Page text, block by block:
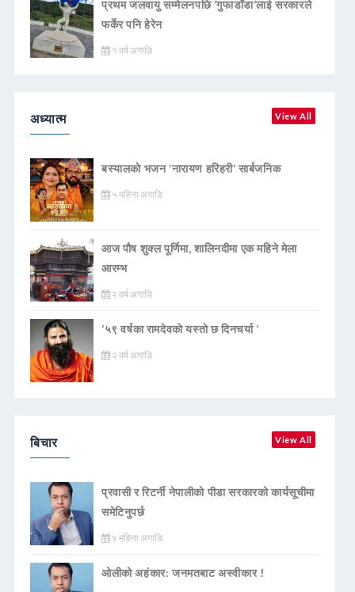
प्रथम जलवायु सम्मेलनपछि ‘गुफाडाँडा’लाई सरकारले
फर्केर पनि हेरेन
१ वर्ष अगाडि
अध्यात्म View All
बस्यालको भजन ‘नारायण हरिहरी’ सार्बजनिक
५ महिना अगाडि
आज पौष शुक्ल पूर्णिमा, शालिनदीमा एक महिने मेला
आरम्भ
२ वर्ष अगाडि
‘५९ वर्षका रामदेवकाे यस्ताे छ दिनचर्या ’
२ वर्ष अगाडि
बिचार View All
प्रवासी र रिटर्नी नेपालीको पीडा सरकारको कार्यसूचीमा
समेटिनुपर्छ
४ महिना अगाडि
ओलीको अहंकार: जनमतबाट अस्वीकार !